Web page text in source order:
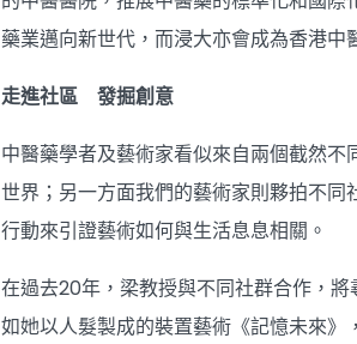
藥業邁向新世代，而浸大亦會成為香港中
走進社區 發掘創意
中醫藥學者及藝術家看似來自兩個截然
世界；另一方面我們的藝術家則夥拍不
行動來引證藝術如何與生活息息相關。
在過去20年，梁教授與不同社群合作，
如她以人髮製成的裝置藝術《記憶未來》